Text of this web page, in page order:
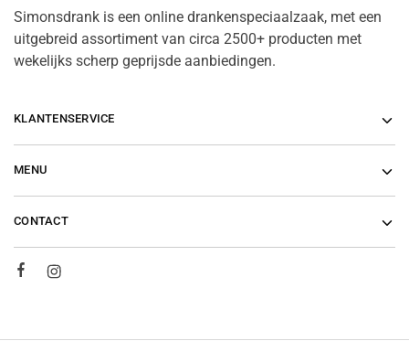
Simonsdrank is een online drankenspeciaalzaak, met een
uitgebreid assortiment van circa 2500+ producten met
wekelijks scherp geprijsde aanbiedingen.
KLANTENSERVICE
MENU
CONTACT